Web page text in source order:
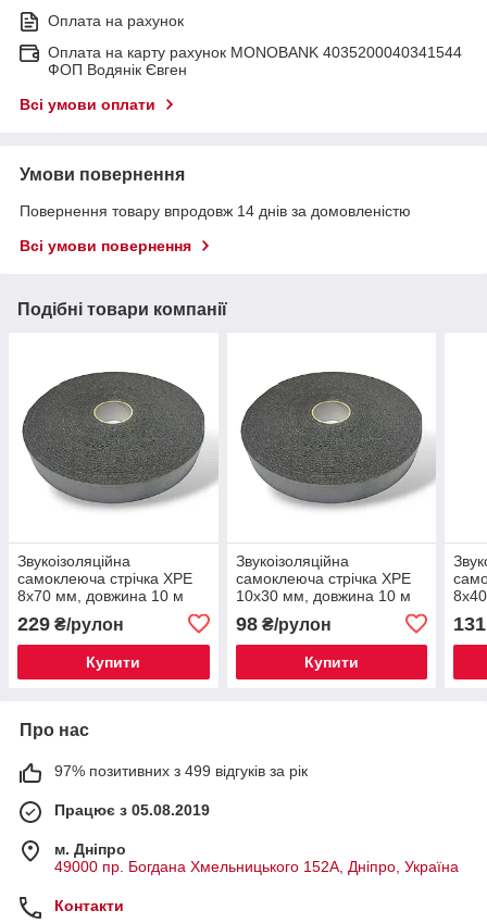
Оплата на рахунок
Оплата на карту рахунок MONOBANK 4035200040341544
ФОП Водянік Євген
Всі умови оплати
Умови повернення
Повернення товару впродовж 14 днів за домовленістю
Всі умови повернення
Подібні товари компанії
Звукоізоляційна
самоклеюча стрічка XPE
8х70 мм, довжина 10 м
229 ₴/рулон
Купити
Звукоізоляційна
самоклеюча стрічка XPE
10х30 мм, довжина 10 м
98₴/рулон
Купити
131
Про нас
97% позитивних з 499 відгуків за рік
Працює з 05.08.2019
м. Дніпро
49000 пр. Богдана Хмельницького 152А, Дніпро, Україна
Контакти